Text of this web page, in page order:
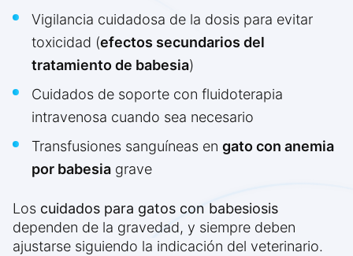
Vigilancia cuidadosa de la dosis para evitar
toxicidad (efectos secundarios del
tratamiento de babesia)
Cuidados de soporte con fluidoterapia
intravenosa cuando sea necesario
Transfusiones sanguíneas en gato con anemia
por babesia grave
Los cuidados para gatos con babesiosis
dependen de la gravedad, y siempre deben
ajustarse siguiendo la indicación del veterinario.